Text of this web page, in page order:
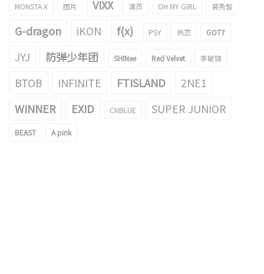
MONSTA X 图片 VIXX 演员 OH MY GIRL 裴秀智
G-dragon iKON f(x) PSY 热恋 GOT7
JYJ 防弹少年团 SHINee Red Velvet 李敏镐
BTOB INFINITE FTISLAND
2NE1
WINNER
EXID CNBLUE SUPER JUNIOR
BEAST A pink